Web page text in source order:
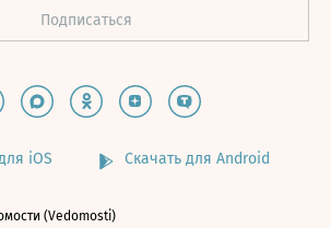
iOS Скачать для Android
(Vedomosti)